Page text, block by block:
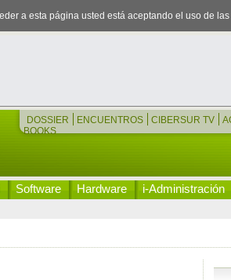
a esta página usted está aceptando el uso de
DOSSIER ENCUENTROS CIBERSUR TV
BOOKS
Software Hardware i-Administración